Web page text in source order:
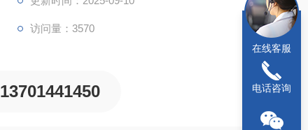
访问量：3570
13701441450
在线客服
电话咨询